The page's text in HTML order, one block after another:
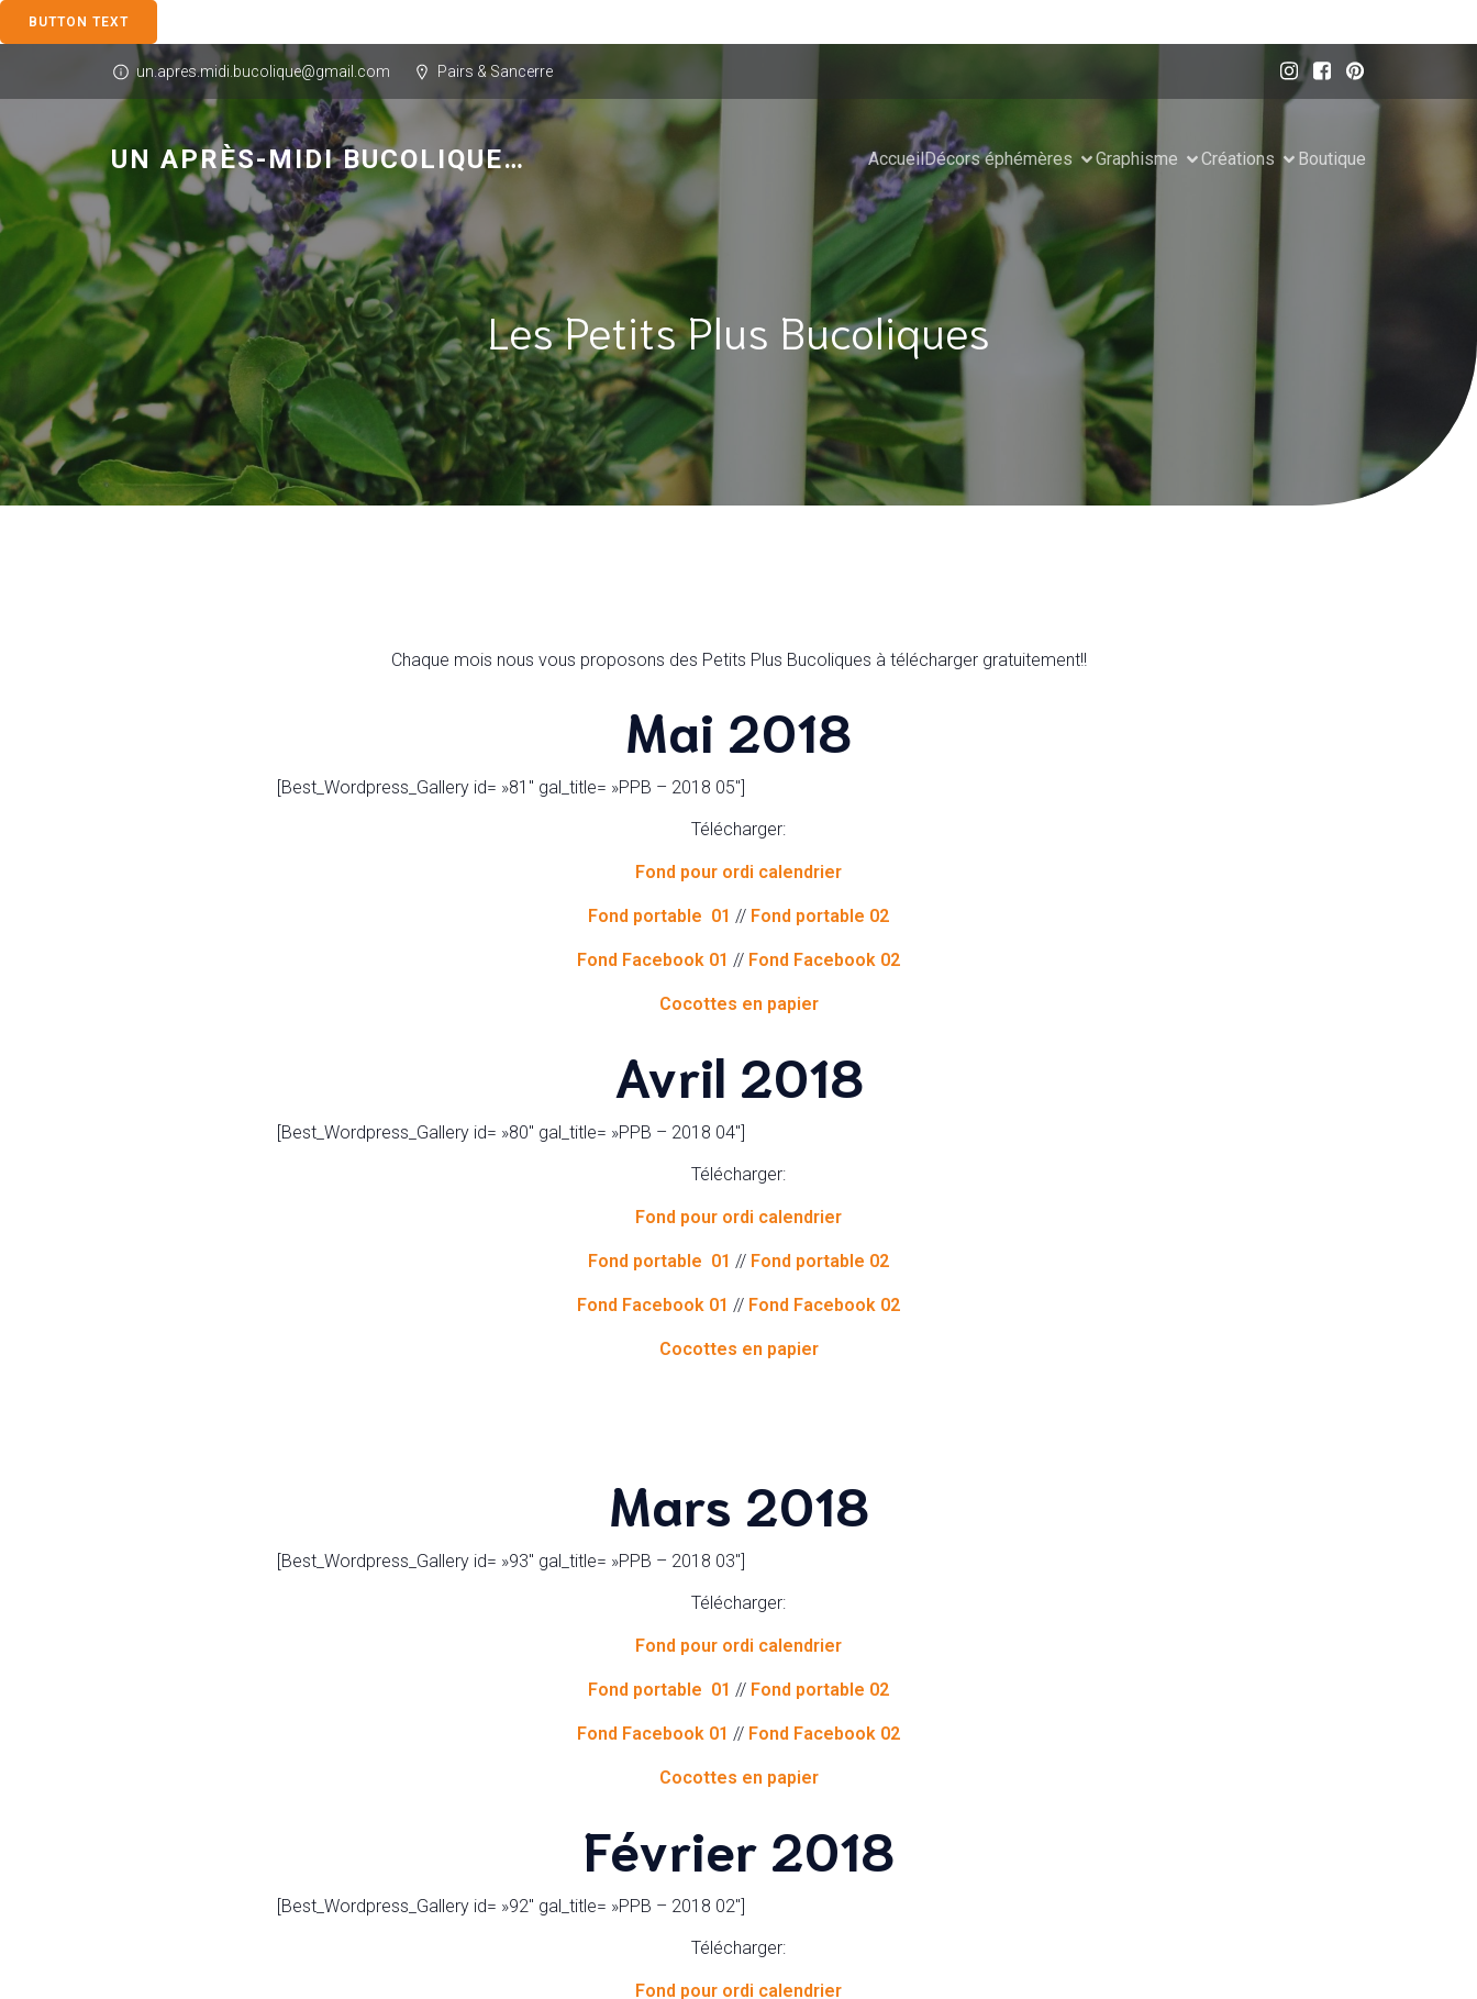
BUTTON TEXT
un.apres.midi.bucolique@gmail.com Pairs & Sancerre
UN APRÈS-MIDI BUCOLIQUE… AccueilDécors éphémères Graphisme Créations Boutique
Les Petits Plus Bucoliques
Chaque mois nous vous proposons des Petits Plus Bucoliques à télécharger gratuitement!!
Mai 2018
[Best_Wordpress_Gallery id= »81″ gal_title= »PPB – 2018 05″]
Télécharger:
Fond pour ordi calendrier
Fond portable 01 // Fond portable 02
Fond Facebook 01 // Fond Facebook 02
Cocottes en papier
Avril 2018
[Best_Wordpress_Gallery id= »80″ gal_title= »PPB – 2018 04″]
Télécharger:
Fond pour ordi calendrier
Fond portable 01 // Fond portable 02
Fond Facebook 01 // Fond Facebook 02
Cocottes en papier
Mars 2018
[Best_Wordpress_Gallery id= »93″ gal_title= »PPB – 2018 03″]
Télécharger:
Fond pour ordi calendrier
Fond portable 01 // Fond portable 02
Fond Facebook 01 // Fond Facebook 02
Cocottes en papier
Février 2018
[Best_Wordpress_Gallery id= »92″ gal_title= »PPB – 2018 02″]
Télécharger:
Fond pour ordi calendrier